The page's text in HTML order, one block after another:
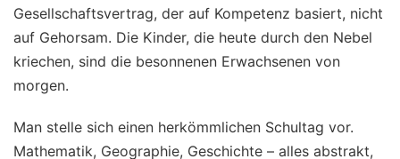
Gesellschaftsvertrag, der auf Kompetenz basiert, nicht
auf Gehorsam. Die Kinder, die heute durch den Nebel
kriechen, sind die besonnenen Erwachsenen von
morgen.
Man stelle sich einen herkömmlichen Schultag vor.
Mathematik, Geographie, Geschichte – alles abstrakt,